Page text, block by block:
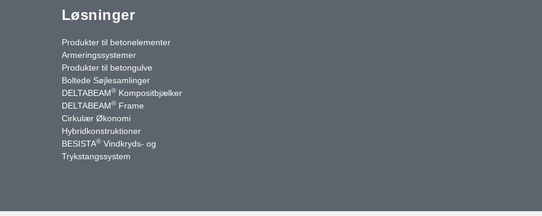
Løsninger
Produkter til betonelementer
Armeringssystemer
Produkter til betongulve
Boltede Søjlesamlinger
DELTABEAM® Kompositbjælker
DELTABEAM® Frame
Cirkulær Økonomi
Hybridkonstruktioner
BESISTA® Vindkryds- og
Trykstangssystem